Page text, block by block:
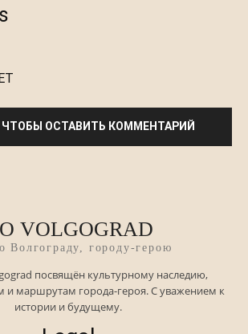
VOLGOGRAD
Волгограду, городу-герою
посвящён культурному наследию,
и маршрутам города-героя. С уважением к
истории и будущему.